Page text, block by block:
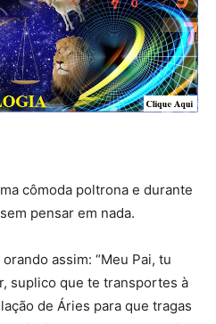
cômoda poltrona e durante
pensar em nada.
assim: “Meu Pai, tu
suplico que te transportes à
de Áries para que tragas